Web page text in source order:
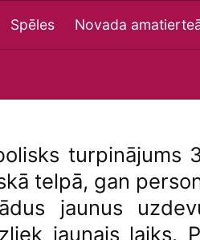
Spēles Novada
turpinājums
telpā, gan
jaunus
jaunais laiks.